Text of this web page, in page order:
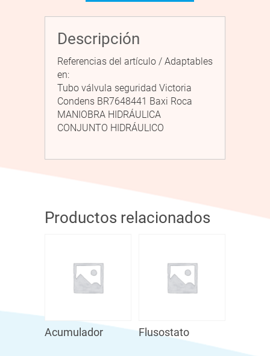
Descripción
Referencias del artículo / Adaptables
en:
Tubo válvula seguridad Victoria
Condens BR7648441 Baxi Roca
MANIOBRA HIDRÁULICA
CONJUNTO HIDRÁULICO
Productos relacionados
Acumulador Flusostato